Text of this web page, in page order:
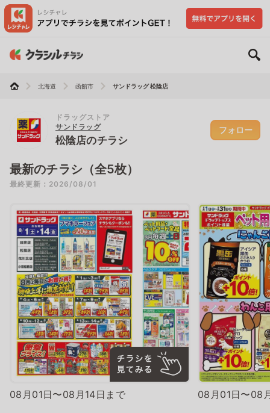
北海道 函館市 サンドラッグ 松陰店
ドラッグストア
サンドラッグ
松陰店のチラシ
フォロー
最新のチラシ（全5枚）
最終更新：2026/08/01
08月01日〜08月14日まで 08月01日〜08